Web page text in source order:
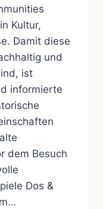
Kultur,
Damit diese
und
ist
informierte
dem Besuch
Dos &